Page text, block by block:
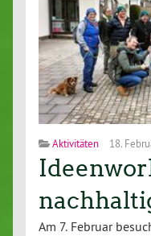
Aktivitäten 18.
Am 7. Februar